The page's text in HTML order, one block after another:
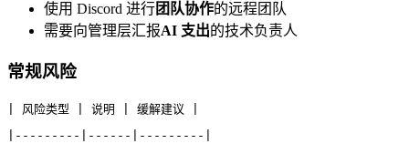
使用 Discord 进行团队协作的远程团队
需要向管理层汇报AI 支出的技术负责人
常规风险
| 风险类型 | 说明 | 缓解建议 |
|---------|------|---------|